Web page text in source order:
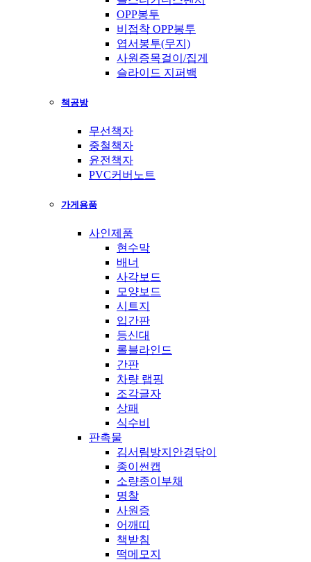
OPP봉투
비접착 OPP봉투
엽서봉투(무지)
사원증목걸이/집게
슬라이드 지퍼백
책공방
무선책자
중철책자
윤전책자
PVC커버노트
가게용품
사인제품
현수막
배너
사각보드
모양보드
시트지
입간판
등신대
롤블라인드
간판
차량 랩핑
조각글자
상패
식수비
판촉물
김서림방지안경닦이
종이썬캡
소량종이부채
명찰
사원증
어깨띠
책받침
떡메모지